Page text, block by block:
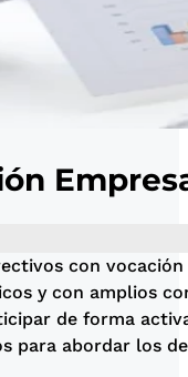
con
y con amplios
de forma
para abordar los